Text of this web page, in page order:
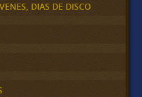
DIAS DE DISCO